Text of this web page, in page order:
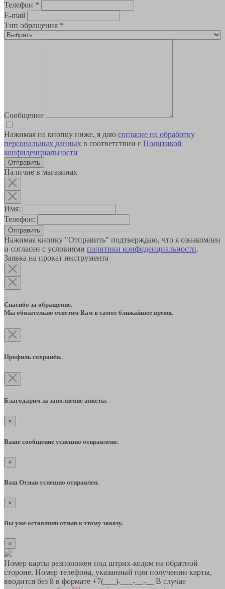
Телефон *
E-mail
Тип обращения *
Сообщение
Нажимая на кнопку ниже, я даю согласие на обработку
персональных данных в соответствии с Политикой
конфиденциальности
Наличие в магазинах
Имя:
Телефон:
Отправить
Нажимая кнопку "Отправить" подтверждаю, что я ознакомлен
и согласен с условиями политики конфиденциальности.
Заявка на прокат инструмента
Спасибо за обращение.
Мы обязательно ответим Вам в самое ближайшее время.
Профиль сохранён.
Благодарим за заполнение анкеты.
×
Ваше сообщение успешно отправлено.
×
Ваш Отзыв успешно отправлен.
×
Вы уже оставляли отзыв к этому заказу.
×
Номер карты разположен под штрих-кодом на обратной
стороне. Номер телефона, указанный при получении карты,
вводится без 8 в формате +7(___)-___-__-__ В случае